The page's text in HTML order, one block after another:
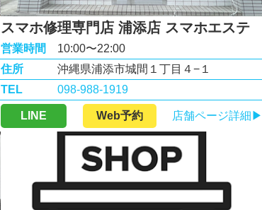
スマホ修理専門店 浦添店 スマホエステ
営業時間
10:00〜22:00
住所
沖縄県浦添市城間１丁目４−１
TEL
098-988-1919
LINE Web予約 店舗ページ詳細▶